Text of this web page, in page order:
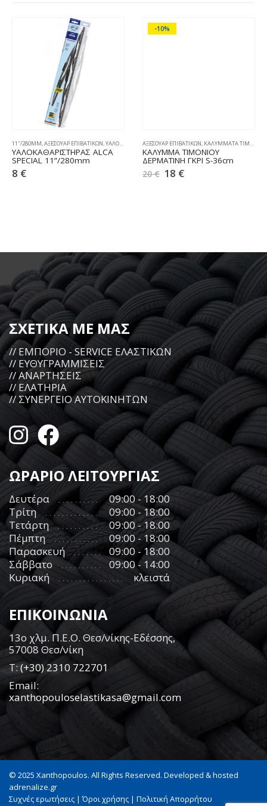
11''/280MM,ΑΞΕΣΟΥΑΡ ΕΠΙΒΑΤΙΚΩΝ,ΥΑΛΟΚΑΘΑΡΙΣΤΗΡΕΣ
ΥΑΛΟΚΑΘΑΡIΣΤΗΡΑΣ ALCA
SPECIAL 11”/280mm
8 €
-10%
ΑΞΕΣΟΥΑΡ ΕΠΙΒΑΤΙΚΩΝ, ΚΑΛΥΜΜΑΤΑ ΤΙΜΟΝΙΟΥ
ΚΑΛΥΜΜΑ ΤΙΜΟΝΙΟΥ
ΔΕΡΜΑΤΙΝΗ ΓΚΡΙ S-36cm
20€ 18 €
ΣΧΕΤΙΚΑ ΜΕ ΜΑΣ
// ΕΜΠΟΡΙΟ - SERVICE ΕΛΑΣΤΙΚΩΝ
// ΕΥΘΥΓΡΑΜΜΙΣΕΙΣ
// ΑΝΑΡΤΗΣΕΙΣ
// ΕΛΑΤΗΡΙΑ
// ΣΥΝΕΡΓΕΙΟ ΑΥΤΟΚΙΝΗΤΩΝ
ΩΡΑΡΙΟ ΛΕΙΤΟΥΡΓΙΑΣ
Δευτέρα
09:00 - 18:00
Τρίτη
09:00 - 18:00
Τετάρτη
09:00 - 18:00
Πέμπτη
09:00 - 18:00
Παρασκευή
09:00 - 18:00
Σάββατο
09:00 - 14:00
Κυριακή
κλειστά
ΕΠΙΚΟΙΝΩΝΙΑ
13ο χλμ. Π.Ε.Ο. Θεσ/νίκης-Εδέσσης,
57008 Θεσ/νίκη
Τ:(+30) 2310 722701
Email:
xanthopouloselastikasa@gmail.com
© 2025 Xanthopoulos. All Rights Reserved. Developed & hosted
adrenalize.gr
Συχνές ερωτήσεις |Όροι χρήσης | Πολιτική Απορρήτου